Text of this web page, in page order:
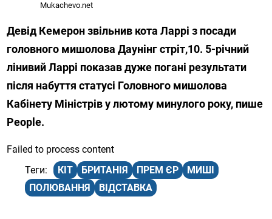
Mukachevo.net
Девід Кемерон звільнив кота Ларрі з посади
головного мишолова Даунінг стріт,10. 5-річний
лінивий Ларрі показав дуже погані результати
після набуття статусі Головного мишолова
Кабінету Міністрів у лютому минулого року, пише
People.
Failed to process content
КІТ
БРИТАНІЯ ПРЕМ ЄР
МИШІ
ПОЛЮВАННЯ
ВІДСТАВКА